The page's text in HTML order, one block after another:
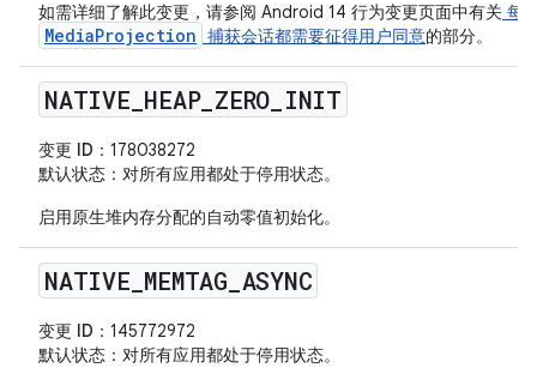
如需详细了解此变更，请参阅 Android 14 行为变更页面中有关 每
MediaProjection 捕获会话都需要征得用户同意的部分。
NATIVE HEAP_ ZERO INIT
变更 ID ：178038272
默认状态 ：对所有应用都处于停用状态。
启用原生堆内存分配的自动零值初始化。
NATIVE MEMTAG ASYNC
变更 ID ：145772972
默认状态 ：对所有应用都处于停用状态。